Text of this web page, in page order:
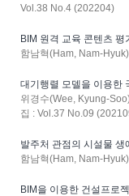
Vol.38 No.4 (202204)
BIM 원격 교육 콘텐츠
함남혁(Ham, Nam-
대기행렬 모델을 이용한
위경수(Wee, Kyung-
집 : Vol.37 No.09
발주처 관점의 시설물 생
함남혁(Ham, Nam-
BIM을 이용한 건설프로